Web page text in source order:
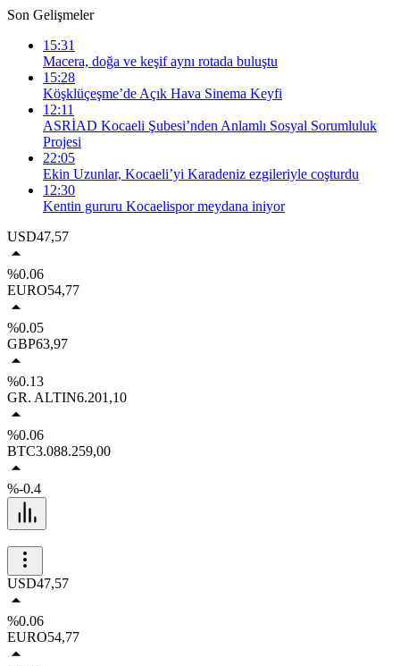
Son Gelişmeler
15:31
Macera, doğa ve keşif aynı rotada buluştu
15:28
Köşklüçeşme’de Açık Hava Sinema Keyfi
12:11
ASRİAD Kocaeli Şubesi’nden Anlamlı Sosyal Sorumluluk
Projesi
22:05
Ekin Uzunlar, Kocaeli’yi Karadeniz ezgileriyle coşturdu
12:30
Kentin gururu Kocaelispor meydana iniyor
USD47,57
%0.06
EURO54,77
%0.05
GBP63,97
%0.13
GR. ALTIN6.201,10
%0.06
BTC3.088.259,00
%-0.4
USD47,57
%0.06
EURO54,77